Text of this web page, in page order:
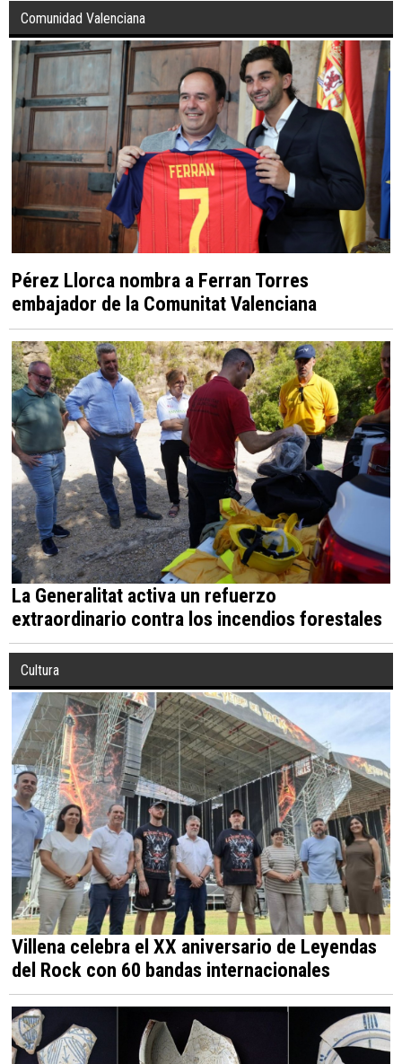
Comunidad Valenciana
Pérez Llorca nombra a Ferran Torres
embajador de la Comunitat Valenciana
La Generalitat activa un refuerzo
extraordinario contra los incendios forestales
Cultura
Villena celebra el XX aniversario de Leyendas
del Rock con 60 bandas internacionales